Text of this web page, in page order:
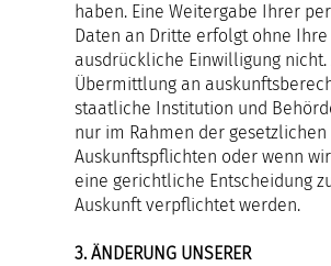
haben. Eine Weitergabe Ihrer
Daten an Dritte erfolgt ohne Ihre
ausdrückliche Einwilligung nicht.
Übermittlung an
staatliche Institution und
nur im Rahmen der gesetzlichen
Auskunftspflichten oder wenn
eine gerichtliche Entscheidung
Auskunft verpflichtet werden.
3. ÄNDERUNG UNSERER